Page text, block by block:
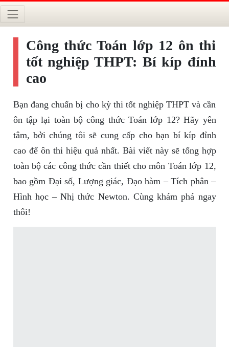
Công thức Toán lớp 12 ôn thi
tốt nghiệp THPT: Bí kíp đỉnh
cao
Bạn đang chuẩn bị cho kỳ thi tốt nghiệp THPT và cần
ôn tập lại toàn bộ công thức Toán lớp 12? Hãy yên
tâm, bởi chúng tôi sẽ cung cấp cho bạn bí kíp đỉnh
cao để ôn thi hiệu quả nhất. Bài viết này sẽ tổng hợp
toàn bộ các công thức cần thiết cho môn Toán lớp 12,
bao gồm Đại số, Lượng giác, Đạo hàm – Tích phân –
Hình học – Nhị thức Newton. Cùng khám phá ngay
thôi!